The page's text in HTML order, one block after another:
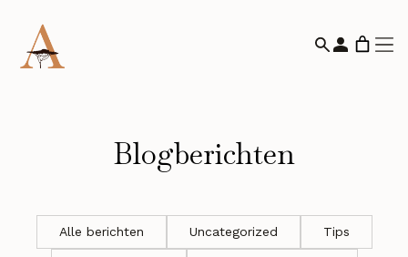
Blogberichten
Alle berichten Uncategorized Tips